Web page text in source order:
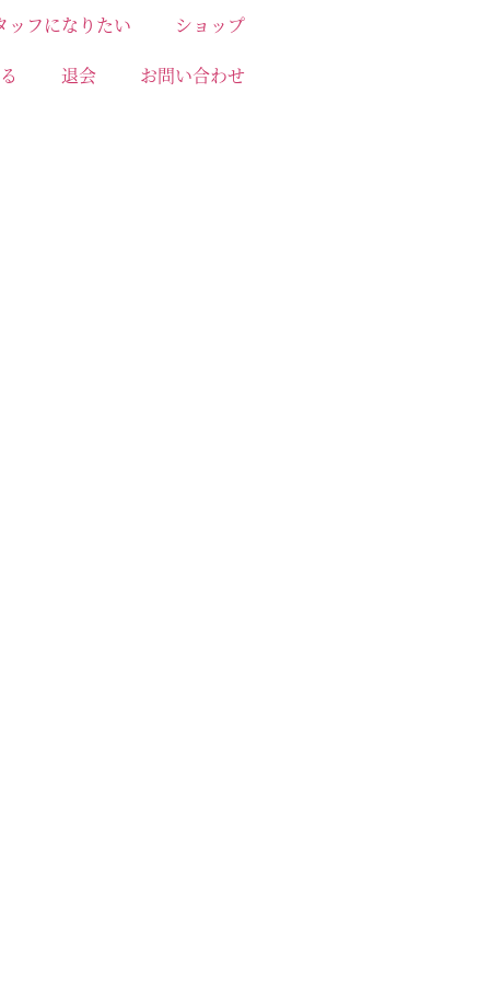
ッフになりたい
ショップ
退会 お問い合わせ